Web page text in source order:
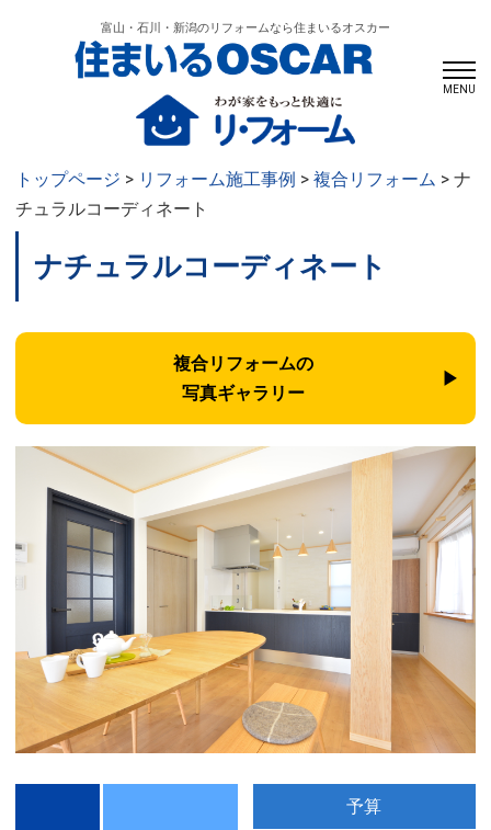
富山・石川・新潟のリフォームなら住まいるオスカー
MENU
トップページ > リフォーム施工事例 > 複合リフォーム > ナ
チュラルコーディネート
ナチュラルコーディネート
複合リフォームの
写真ギャラリー
予算